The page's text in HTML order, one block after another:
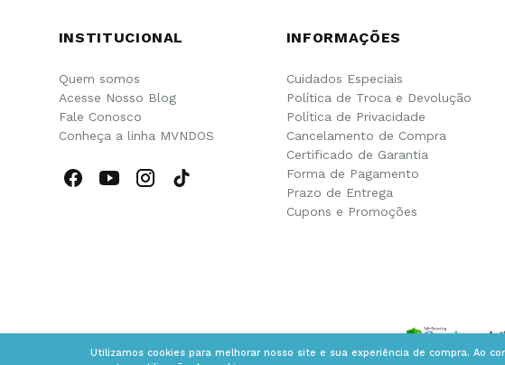
Utilizamos cookies para melhorar nosso site e sua experiência de compra. Ao
INSTITUCIONAL
Quem somos
Acesse Nosso Blog
Fale Conosco
Conheça a linha MVNDOS
INFORMAÇÕES
Cuidados Especiais
Política de Troca e Devolução
Política de Privacidade
Cancelamento de Compra
Certificado de Garantia
Forma de Pagamento
Prazo de Entrega
Cupons e Promoções